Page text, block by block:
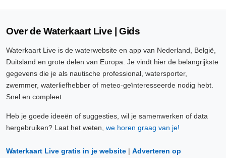
Over de Waterkaart Live | Gids
Waterkaart Live is de waterwebsite en app van Nederland, België,
Duitsland en grote delen van Europa. Je vindt hier de belangrijkste
gegevens die je als nautische professional, watersporter,
zwemmer, waterliefhebber of meteo-geïnteresseerde nodig hebt.
Snel en compleet.
Heb je goede ideeën of suggesties, wil je samenwerken of data
hergebruiken? Laat het weten, we horen graag van je!
Waterkaart Live gratis in je website | Adverteren op